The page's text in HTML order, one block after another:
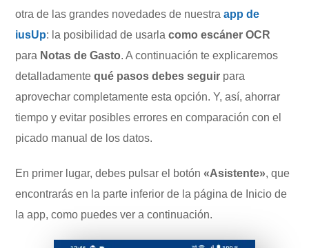
otra de las grandes novedades de nuestraapp de
iusUp: la posibilidad de usarlacomo escáner OCR
para Notas de Gasto. A continuación te explicaremos
detalladamentequé pasos debes seguir para
aprovechar completamente esta opción. Y, así, ahorrar
tiempo y evitar posibles errores en comparación con el
picado manual de los datos.
En primer lugar, debes pulsar el botón«Asistente», que
encontrarás en la parte inferior de la página de Inicio de
la app, como puedes ver a continuación.